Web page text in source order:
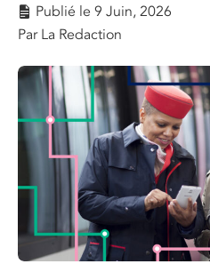
Publié le 9 Juin, 2026
Par La Redaction